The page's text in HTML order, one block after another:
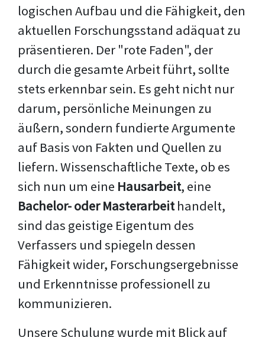
logischen Aufbau und die Fähigkeit, den
aktuellen Forschungsstand adäquat zu
präsentieren. Der "rote Faden", der
durch die gesamte Arbeit führt, sollte
stets erkennbar sein. Es geht nicht nur
darum, persönliche Meinungen zu
äußern, sondern fundierte Argumente
auf Basis von Fakten und Quellen zu
liefern. Wissenschaftliche Texte, ob es
sich nun um eine Hausarbeit, eine
Bachelor- oder Masterarbeithandelt,
sind das geistige Eigentum des
Verfassers und spiegeln dessen
Fähigkeit wider, Forschungsergebnisse
und Erkenntnisse professionell zu
kommunizieren.
Unsere Schulung wurde mit Blick auf